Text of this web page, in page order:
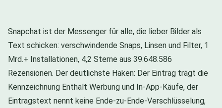
Snapchat ist der Messenger für alle, die lieber Bilder als
Text schicken: verschwindende Snaps, Linsen und Filter, 1
Mrd.+ Installationen, 4,2 Sterne aus 39.648.586
Rezensionen. Der deutlichste Haken: Der Eintrag trägt die
Kennzeichnung Enthält Werbung und In-App-Käufe, der
Eintragstext nennt keine Ende-zu-Ende-Verschlüsselung,